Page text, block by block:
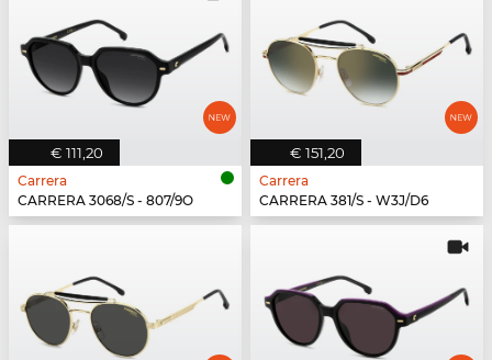
€ 111,20
Carrera
CARRERA 3068/S - 807/9O
€ 151,20
Carrera
CARRERA 381/S - W3J/D6